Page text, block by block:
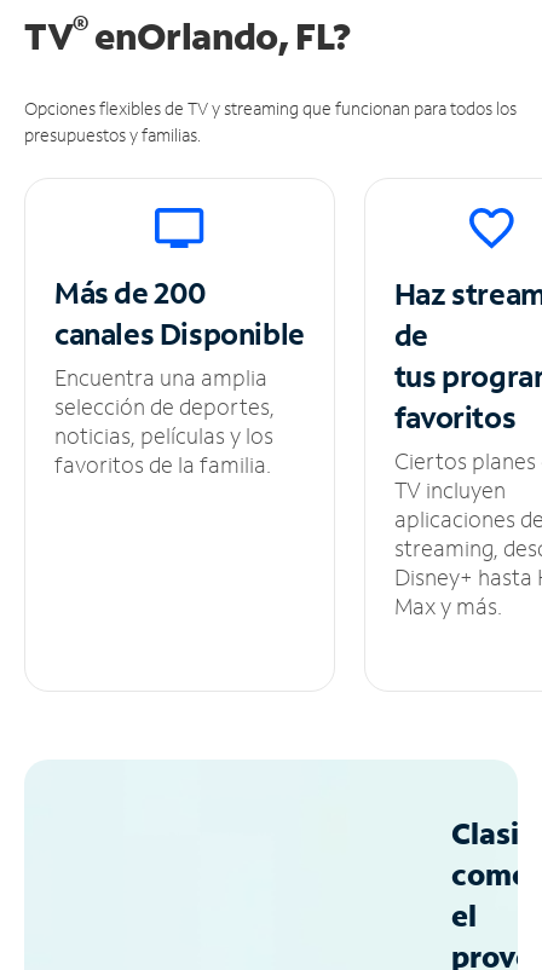
TV®enOrlando, FL?
Opciones flexibles de TV y streaming que funcionan para todos los
presupuestos y familias.
Más de 200
canalesDisponible
Encuentra una amplia
selección de deportes,
noticias, películas y los
favoritos de la familia.
Haz
de
tus
favoritos
Ciertos planes
TV incluyen
aplicaciones
streaming,
Disney+ hasta
Max y más.
como
el